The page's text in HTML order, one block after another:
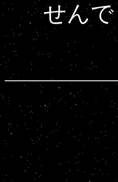
せん